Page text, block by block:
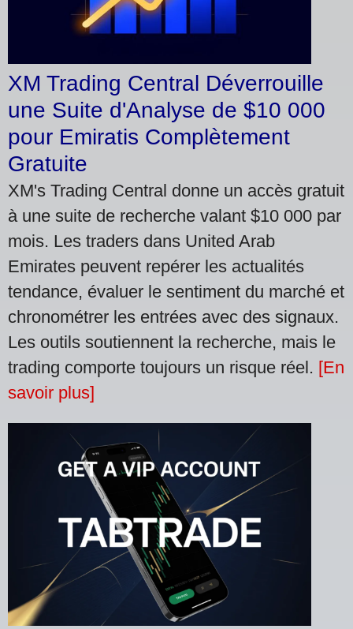
XM Trading Central Déverrouille
une Suite d'Analyse de $10 000
pour Emiratis Complètement
Gratuite
XM's Trading Central donne un accès gratuit
à une suite de recherche valant $10 000 par
mois. Les traders dans United Arab
Emirates peuvent repérer les actualités
tendance, évaluer le sentiment du marché et
chronométrer les entrées avec des signaux.
Les outils soutiennent la recherche, mais le
trading comporte toujours un risque réel. [En
savoir plus]